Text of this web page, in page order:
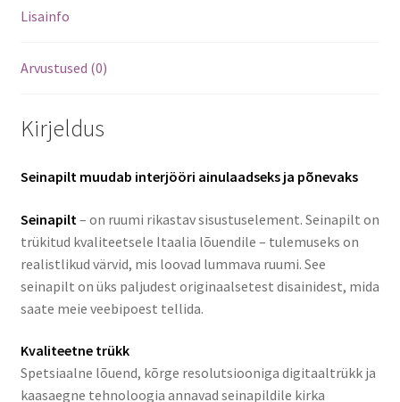
Lisainfo
Arvustused (0)
Kirjeldus
Seinapilt muudab interjööri ainulaadseks ja põnevaks
Seinapilt – on ruumi rikastav sisustuselement. Seinapilt on
trükitud kvaliteetsele Itaalia lõuendile – tulemuseks on
realistlikud värvid, mis loovad lummava ruumi. See
seinapilt on üks paljudest originaalsetest disainidest, mida
saate meie veebipoest tellida.
Kvaliteetne trükk
Spetsiaalne lõuend, kõrge resolutsiooniga digitaaltrükk ja
kaasaegne tehnoloogia annavad seinapildile kirka